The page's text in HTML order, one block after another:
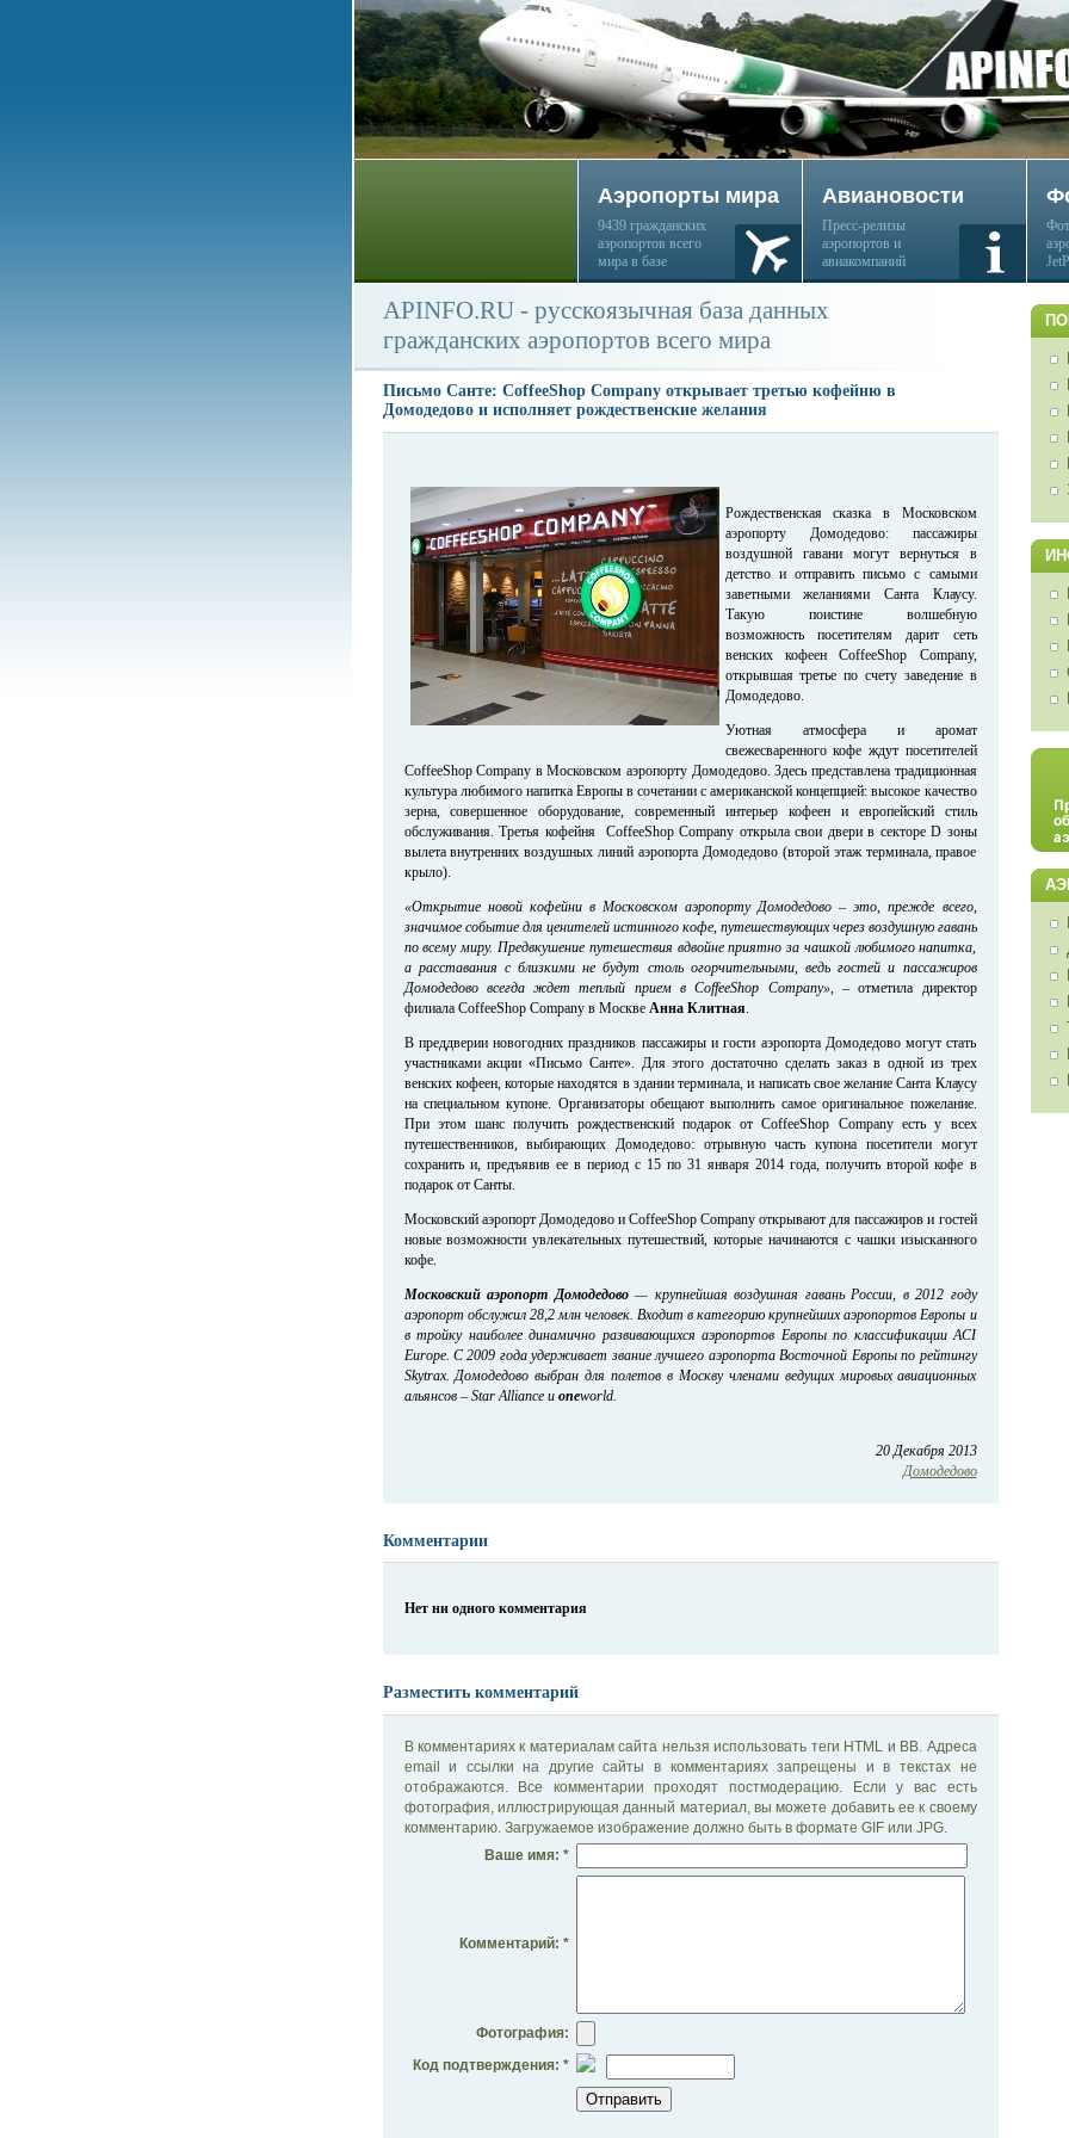
Аэропорты мира
9439 гражданских
аэропортов всего
мира в базе
Авиановости
Пресс-релизы
аэропортов и
авиакомпаний
APINFO.RU - русскоязычная база данных
гражданских аэропортов всего мира
Письмо Санте: CoffeeShop Company открывает третью кофейню в
Домодедово и исполняет рождественские желания
Рождественская сказка в Московском
аэропорту Домодедово: пассажиры
воздушной гавани могут вернуться в
детство и отправить письмо с самыми
заветными желаниями Санта Клаусу.
Такую поистине волшебную
возможность посетителям дарит сеть
венских кофеен CoffeeShop Company,
открывшая третье по счету заведение в
Домодедово.
Уютная атмосфера и аромат
свежесваренного кофе ждут посетителей
CoffeeShop Company в Московском аэропорту Домодедово. Здесь представлена традиционная
культура любимого напитка Европы в сочетании с американской концепцией: высокое качество
зерна, совершенное оборудование, современный интерьер кофеен и европейский стиль
обслуживания. Третья кофейня CoffeeShop Company открыла свои двери в секторе D зоны
вылета внутренних воздушных линий аэропорта Домодедово (второй этаж терминала, правое
крыло).
«Открытие новой кофейни в Московском аэропорту Домодедово – это, прежде всего,
значимое событие для ценителей истинного кофе, путешествующих через воздушную гавань
по всему миру. Предвкушение путешествия вдвойне приятно за чашкой любимого напитка,
а расставания с близкими не будут столь огорчительными, ведь гостей и пассажиров
Домодедово всегда ждет теплый прием вCoffeeShop Company», –отметила директор
филиала CoffeeShop Company в МосквеАнна Клитная
В преддверии новогодних праздников пассажиры и гости аэропорта Домодедово могут стать
участниками акции «Письмо Санте». Для этого достаточно сделать заказ в одной из трех
венских кофеен, которые находятся в здании терминала, и написать свое желание Санта Клаусу
на специальном купоне. Организаторы обещают выполнить самое оригинальное пожелание.
При этом шанс получить рождественский подарок от CoffeeShop Company есть у всех
путешественников, выбирающих Домодедово: отрывную часть купона посетители могут
сохранить и, предъявив ее в период с 15 по 31 января 2014 года, получить второй кофе в
подарок от Санты.
Московский аэропорт Домодедово и CoffeeShop Company открывают для пассажиров и гостей
новые возможности увлекательных путешествий, которые начинаются с чашки изысканного
кофе.
Московский аэропорт Домодедово— крупнейшая воздушная гавань России, в 2012 году
аэропорт обслужил 28,2 млн человек. Входит в категорию крупнейших аэропортов Европы и
в тройку наиболее динамично развивающихся аэропортов Европы по классификации ACI
Europe. С 2009 года удерживает звание лучшего аэропорта Восточной Европы по рейтингу
Skytrax. Домодедово выбран для полетов в Москву членами ведущих мировых авиационных
альянсов – Star Alliance иoneworld.
20 Декабря 2013
Домодедово
Комментарии
Нет ни одного комментария
Разместить комментарий
В комментариях к материалам сайта нельзя использовать теги HTML и BB. Адреса
email и ссылки на другие сайты в комментариях запрещены и в текстах не
отображаются. Все комментарии проходят постмодерацию. Если у вас есть
фотография, иллюстрирующая данный материал, вы можете добавить ее к своему
комментарию. Загружаемое изображение должно быть в формате GIF или JPG.
Ваше имя: *
Комментарий: *
Фотография:
Код подтверждения: *